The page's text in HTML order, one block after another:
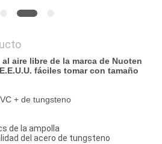
aire libre de la marca de Nuoten
fáciles tomar con tamaño
+ de tungsteno
de la ampolla
del acero de tungsteno